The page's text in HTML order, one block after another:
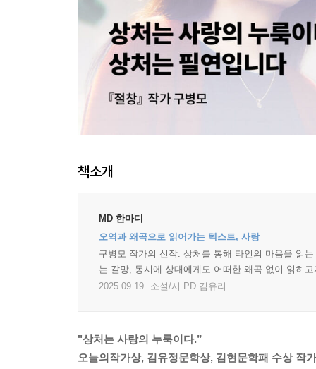
책소개
MD 한마디
오역과 왜곡으로 읽어가는 텍스트, 사랑
구병모 작가의 신작. 상처를 통해 타인의 마음을 읽
는 갈망, 동시에 상대에게도 어떠한 왜곡 없이 읽히
2025.09.19. 소설/시 PD 김유리
"상처는 사랑의 누룩이다.”
오늘의작가상, 김유정문학상, 김현문학패 수상 작가